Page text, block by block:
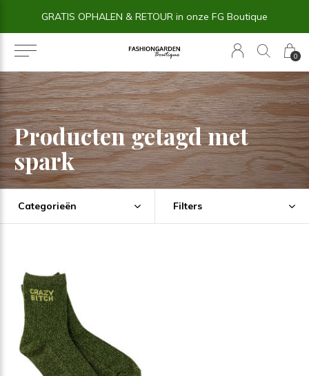
0
GRATIS OPHALEN & RETOUR in onze FG Boutique
Producten getagd met
spark
Categorieën Filters